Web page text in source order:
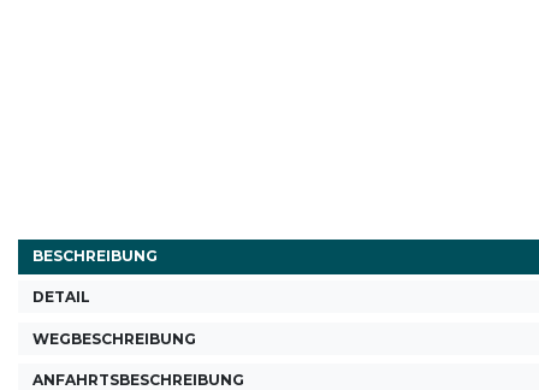
BESCHREIBUNG
DETAIL
WEGBESCHREIBUNG
ANFAHRTSBESCHREIBUNG